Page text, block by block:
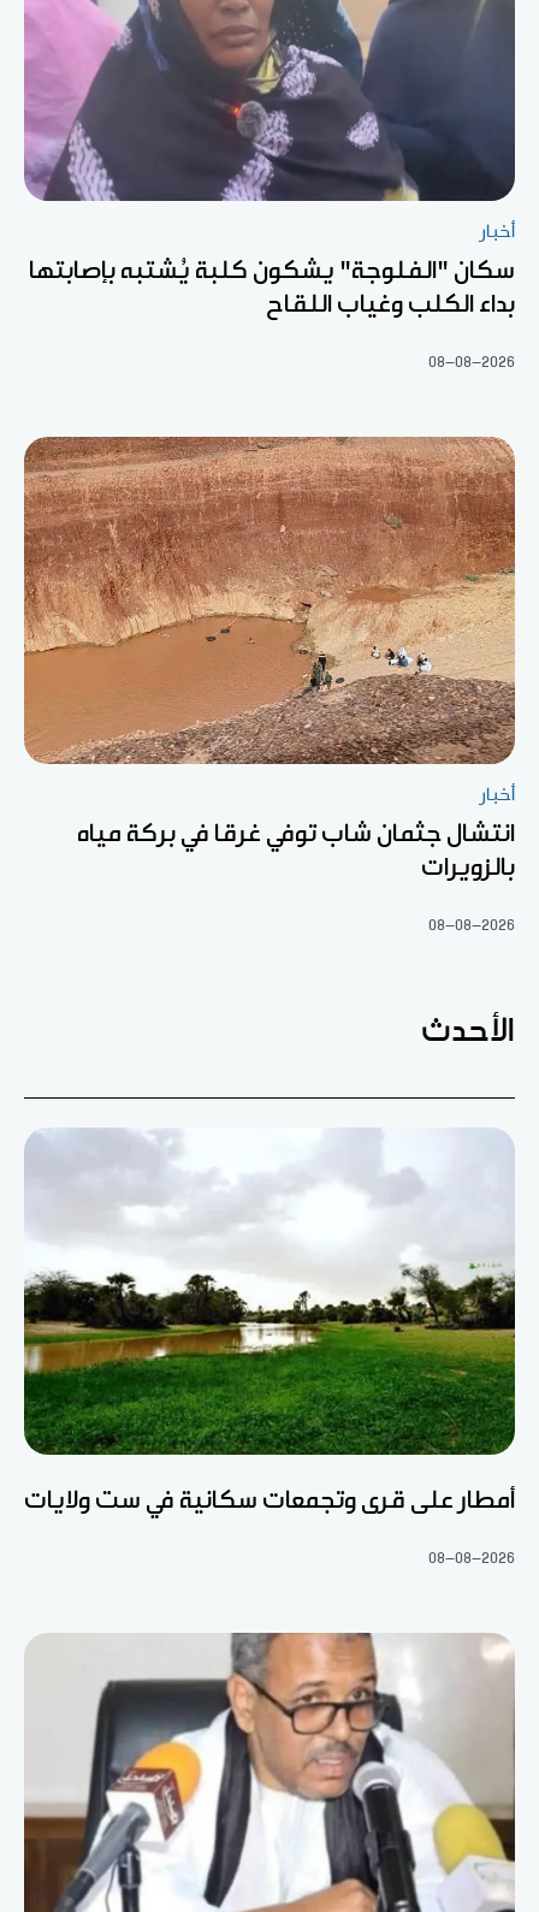
أخبار
سكان "الفلوجة" يشكون كلبة يُشتبه بإصابتها
بداء الكلب وغياب اللقاح
08-08-2026
أخبار
انتشال جثمان شاب توفي غرقا في بركة مياه
بالزويرات
08-08-2026
الأحدث
أمطار على قرى وتجمعات سكانية في ست ولايات
08-08-2026